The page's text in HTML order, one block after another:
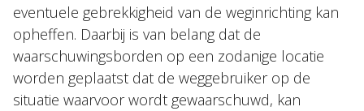
eventuele gebrekkigheid van de weginrichting kan
opheffen. Daarbij is van belang dat de
waarschuwingsborden op een zodanige locatie
worden geplaatst dat de weggebruiker op de
situatie waarvoor wordt gewaarschuwd, kan